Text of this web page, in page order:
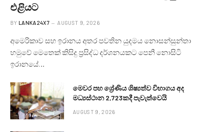
එළියට
BY LANKA24X7 AUGUST 9, 2026
අමෙරිකාව සහ ඉරානය අතර පවතින යුදමය නොසන්සුන්තා
හමුවේ මෙතෙක් කිසිදු ප්‍රසිද්ධ දර්ශනයකට පෙනී නොසිටි
ඉරානයේ…
මෙවර පහ ශ්‍රේණිය ශිෂ්‍යත්ව විභාගය අද
මධ්‍යස්ථාන 2,723කදී පැවැත්වෙයි
AUGUST 9, 2026